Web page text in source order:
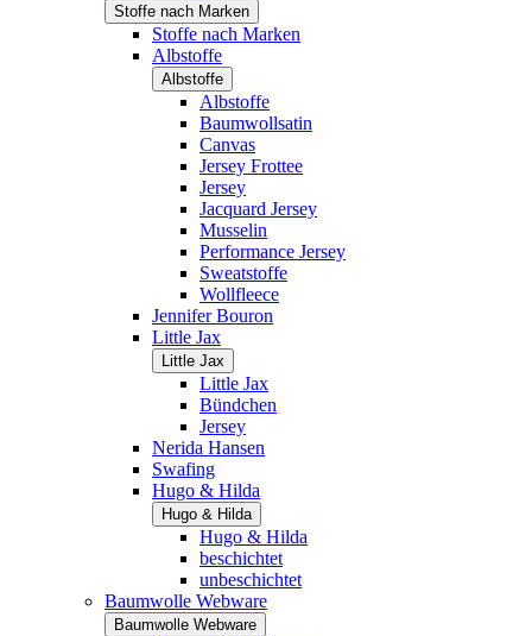
Stoffe nach Marken
Stoffe nach Marken
Albstoffe
Albstoffe
Albstoffe
Baumwollsatin
Canvas
Jersey Frottee
Jersey
Jacquard Jersey
Musselin
Performance Jersey
Sweatstoffe
Wollfleece
Jennifer Bouron
Little Jax
Little Jax
Little Jax
Bündchen
Jersey
Nerida Hansen
Swafing
Hugo & Hilda
Hugo & Hilda
Hugo & Hilda
beschichtet
unbeschichtet
Baumwolle Webware
Baumwolle Webware